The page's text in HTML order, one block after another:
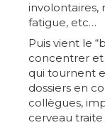
involontaires,
fatigue, etc…
Puis vient le
concentrer et
qui tournent
dossiers en
collègues,
cerveau